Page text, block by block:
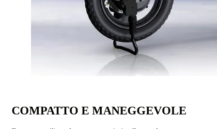
COMPATTO E MANEGGEVOLE